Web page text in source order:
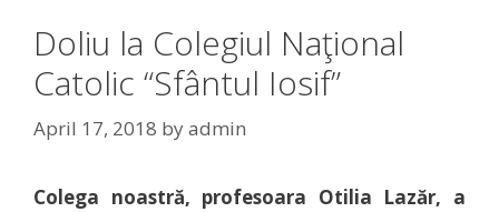
Doliu la Colegiul Naţional
Catolic “Sfântul Iosif”
April 17, 2018 byadmin
Colega noastră, profesoara Otilia Lazăr, a